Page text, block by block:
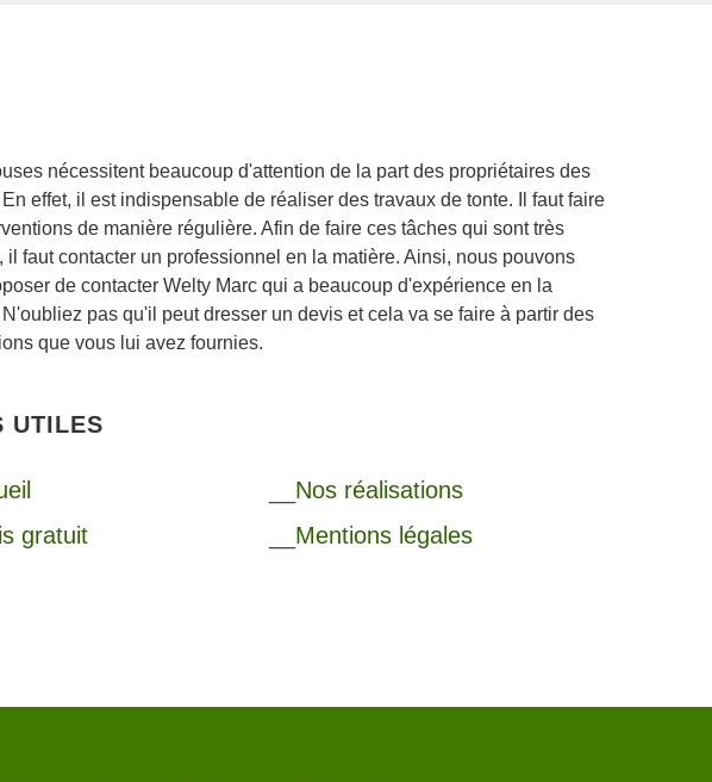
nécessitent beaucoup d'attention de la part des propriétaires des
effet, il est indispensable de réaliser des travaux de tonte. Il faut faire
de manière régulière. Afin de faire ces tâches qui sont très
il faut contacter un professionnel en la matière. Ainsi, nous pouvons
de contacter Welty Marc qui a beaucoup d'expérience en la
pas qu'il peut dresser un devis et cela va se faire à partir des
que vous lui avez fournies.
UTILES
gratuit
__Nos réalisations
__Mentions légales